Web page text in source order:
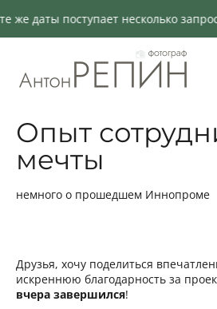
поступает несколько
Опыт
мечты
немного о прошедшем Иннопроме
Друзья, хочу поделиться
искреннюю благодарность за
вчера завершился!